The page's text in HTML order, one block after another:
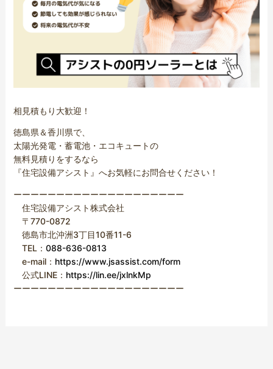
相見積もり大歓迎！
徳島県＆香川県で、
太陽光発電・蓄電池・エコキュートの
無料見積りをするなら
『住宅設備アシスト』へお気軽にお問合せください！
ーーーーーーーーーーーーーーーーーーーー
住宅設備アシスト株式会社
〒770-0872
徳島市北沖洲3丁目10番11-6
TEL： 088-636-0813
e-mail： https://www.jsassist.com/form
公式LINE： https://lin.ee/jxlnkMp
ーーーーーーーーーーーーーーーーーーーー